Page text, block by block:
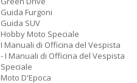
Guida Furgoni
Guida SUV
Hobby Moto Speciale
I Manuali di Officina del Vespista
- I Manuali di Officina del Vespista
Speciale
Moto D'Epoca